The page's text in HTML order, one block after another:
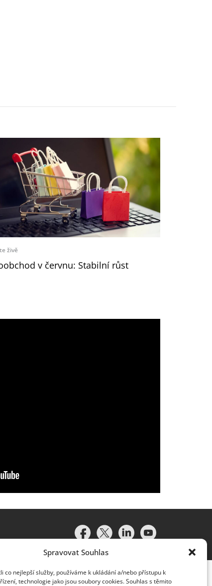
Spravovat Souhlas
co nejlepší služby, používáme k ukládání a/nebo přístupu k
technologie jako jsou soubory cookies. Souhlas s těmito
živě
v červnu: Stabilní růst